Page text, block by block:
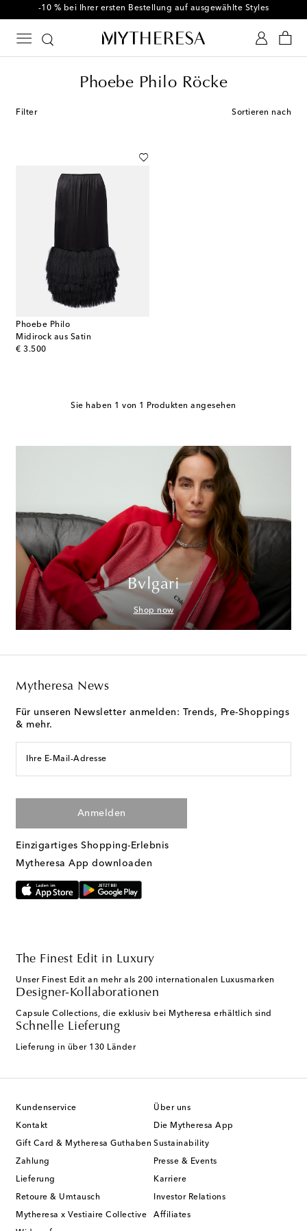
-10 % bei Ihrer ersten Bestellung auf ausgewählte Styles
Phoebe Philo Röcke
Filter Sortieren nach
Phoebe Philo
Midirock aus Satin
€ 3.500
original price
Sie haben 1 von 1 Produkten angesehen
Bvlgari
Shop now
Mytheresa News
Für unseren Newsletter anmelden: Trends, Pre-Shoppings
& mehr.
Ihre E-Mail-Adresse
Anmelden
Einzigartiges Shopping-Erlebnis
Mytheresa App downloaden
The Finest Edit in Luxury
Unser Finest Edit an mehr als 200 internationalen Luxusmarken
Designer-Kollaborationen
Capsule Collections, die exklusiv bei Mytheresa erhältlich sind
Schnelle Lieferung
Lieferung in über 130 Länder
Kundenservice
Kontakt
Gift Card & Mytheresa Guthaben
Zahlung
Lieferung
Retoure & Umtausch
Mytheresa x Vestiaire Collective
Über uns
Die Mytheresa App
Sustainability
Presse & Events
Karriere
Investor Relations
Affiliates